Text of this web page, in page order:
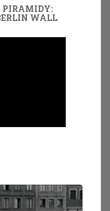
PIRAMIDY:
WALL